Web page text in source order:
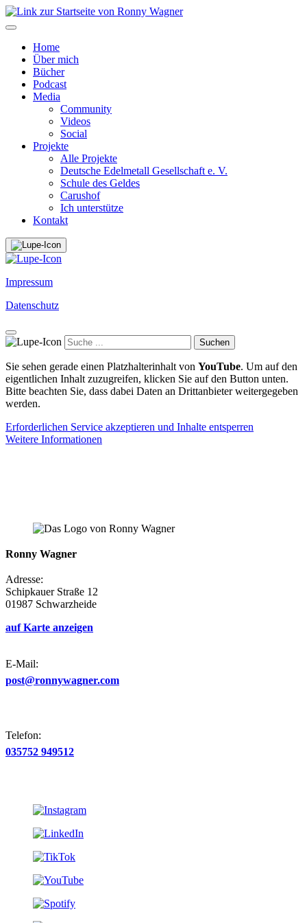
Home
Über mich
Bücher
Podcast
Media
Community
Videos
Social
Projekte
Alle Projekte
Deutsche Edelmetall Gesellschaft e. V.
Schule des Geldes
Carushof
Ich unterstütze
Kontakt
Impressum
Datenschutz
Suchen
Sie sehen gerade einen Platzhalterinhalt von YouTube. Um auf den
eigentlichen Inhalt zuzugreifen, klicken Sie auf den Button unten.
Bitte beachten Sie, dass dabei Daten an Drittanbieter weitergegeben
werden.
Erforderlichen Service akzeptieren und Inhalte entsperren
Weitere Informationen
Ronny Wagner
Adresse:
Schipkauer Straße 12
01987 Schwarzheide
auf Karte anzeigen
E-Mail:
post@ronnywagner.com
Telefon:
035752 949512